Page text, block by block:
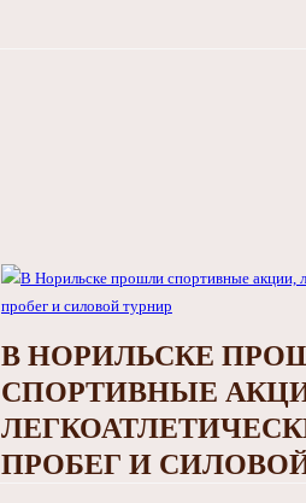
В НОРИЛЬСКЕ
СПОРТИВНЫЕ
ПРОБЕГ И